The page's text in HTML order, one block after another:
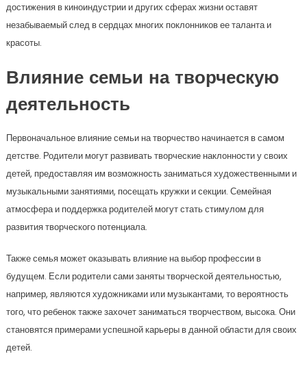
достижения в киноиндустрии и других сферах жизни оставят
незабываемый след в сердцах многих поклонников ее таланта и
красоты.
Влияние семьи на творческую
деятельность
Первоначальное влияние семьи на творчество начинается в самом
детстве. Родители могут развивать творческие наклонности у своих
детей, предоставляя им возможность заниматься художественными и
музыкальными занятиями, посещать кружки и секции. Семейная
атмосфера и поддержка родителей могут стать стимулом для
развития творческого потенциала.
Также семья может оказывать влияние на выбор профессии в
будущем. Если родители сами заняты творческой деятельностью,
например, являются художниками или музыкантами, то вероятность
того, что ребенок также захочет заниматься творчеством, высока. Они
становятся примерами успешной карьеры в данной области для своих
детей.